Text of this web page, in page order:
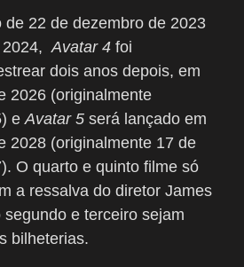
de 22 de dezembro de 2023
Avatar 4 foi
dois anos depois, em
2026 (originalmente
e Avatar 5 será lançado em
2028 (originalmente 17 de
O quarto e quinto filme só
a ressalva do diretor James
e terceiro sejam
bilheterias.